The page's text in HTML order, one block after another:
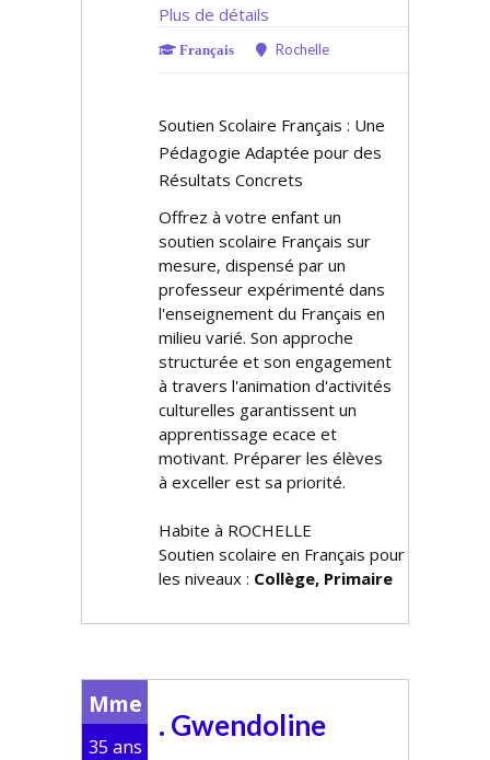
Plus de détails
Français Rochelle
Soutien Scolaire Français : Une
Pédagogie Adaptée pour des
Résultats Concrets
Offrez à votre enfant un
soutien scolaire Français sur
mesure, dispensé par un
professeur expérimenté dans
l'enseignement du Français en
milieu varié. Son approche
structurée et son engagement
à travers l'animation d'activités
culturelles garantissent un
apprentissage efficace et
motivant. Préparer les élèves
à exceller est sa priorité.
Habite à ROCHELLE
Soutien scolaire en Français pour
les niveaux : Collège, Primaire
Mme
35 ans
. Gwendoline